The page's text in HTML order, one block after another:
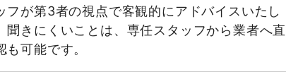
フが第3者の視点で客観的にアドバイスいたし
聞きにくいことは、専任スタッフから業者へ直
も可能です。